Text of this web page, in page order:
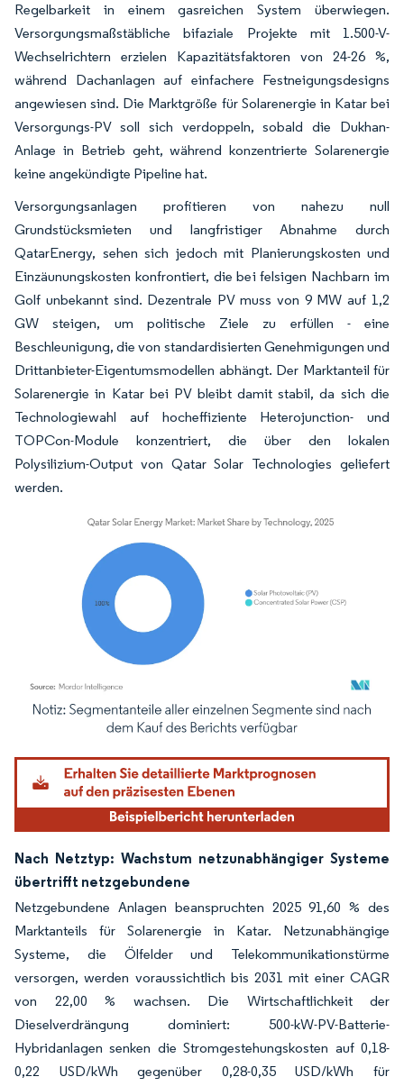
Regelbarkeit in einem gasreichen System überwiegen.
Versorgungsmaßstäbliche bifaziale Projekte mit 1.500-V-
Wechselrichtern erzielen Kapazitätsfaktoren von 24-26 %,
während Dachanlagen auf einfachere Festneigungsdesigns
angewiesen sind. Die Marktgröße für Solarenergie in Katar bei
Versorgungs-PV soll sich verdoppeln, sobald die Dukhan-
Anlage in Betrieb geht, während konzentrierte Solarenergie
keine angekündigte Pipeline hat.
Versorgungsanlagen profitieren von nahezu null
Grundstücksmieten und langfristiger Abnahme durch
QatarEnergy, sehen sich jedoch mit Planierungskosten und
Einzäunungskosten konfrontiert, die bei felsigen Nachbarn im
Golf unbekannt sind. Dezentrale PV muss von 9 MW auf 1,2
GW steigen, um politische Ziele zu erfüllen - eine
Beschleunigung, die von standardisierten Genehmigungen und
Drittanbieter-Eigentumsmodellen abhängt. Der Marktanteil für
Solarenergie in Katar bei PV bleibt damit stabil, da sich die
Technologiewahl auf hocheffiziente Heterojunction- und
TOPCon-Module konzentriert, die über den lokalen
Polysilizium-Output von Qatar Solar Technologies geliefert
werden.
Bild © Mordor Intelligence. Wiederverwendung erfordert Namensnennung
Nach Netztyp: Wachstum netzunabhängiger Systeme
übertrifft netzgebundene
Netzgebundene Anlagen beanspruchten 2025 91,60 % des
Marktanteils für Solarenergie in Katar. Netzunabhängige
Systeme, die Ölfelder und Telekommunikationstürme
versorgen, werden voraussichtlich bis 2031 mit einer CAGR
von 22,00 % wachsen. Die Wirtschaftlichkeit der
Dieselverdrängung dominiert: 500-kW-PV-Batterie-
Hybridanlagen senken die Stromgestehungskosten auf 0,18-
0,22 USD/kWh gegenüber 0,28-0,35 USD/kWh für